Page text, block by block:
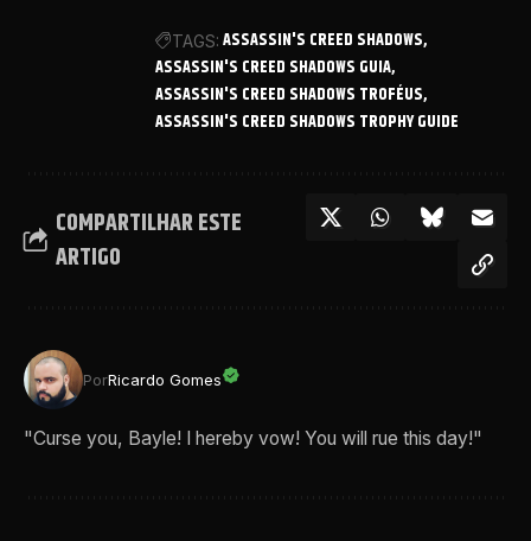
TAGS: ASSASSIN'S CREED SHADOWS
ASSASSIN'S CREED SHADOWS GUIA
ASSASSIN'S CREED SHADOWS TROFÉUS
ASSASSIN'S CREED SHADOWS TROPHY GUIDE
COMPARTILHAR ESTE
ARTIGO
PorRicardo Gomes
"Curse you, Bayle! I hereby vow! You will rue this day!"